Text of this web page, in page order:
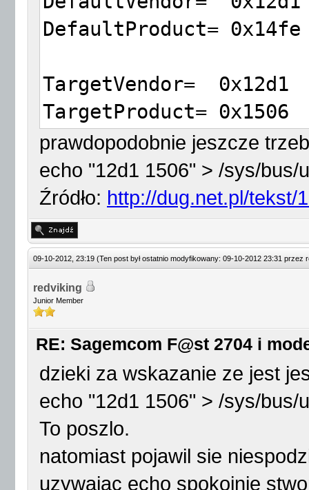
DefaultProduct= 0x14fe
TargetVendor= 0x12d1
TargetProduct= 0x1506
prawdopodobnie jeszcze
echo "12d1 1506" > /sys/bus/
Źródło: http://dug.net.pl/tekst/
09-10-2012, 23:19 (Ten post był ostatnio modyfikowany: 09-10-2012 23:31 przez
redviking
Junior Member
RE: Sagemcom F@st 2704 i
dzieki za wskazanie ze jest
echo "12d1 1506" > /sys/bus/
To poszlo.
natomiast pojawil sie
uzywajac echo spokojnie